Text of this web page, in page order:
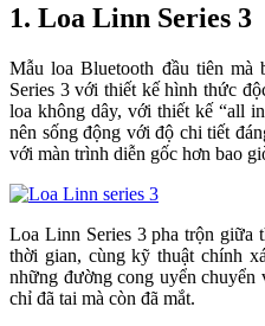
1. Loa Linn Series 3
Mẫu loa Bluetooth đầu tiên mà
Series 3 với thiết kế hình thức
loa không dây, với thiết kế “all
nên sống động với độ chi tiết
với màn trình diễn gốc hơn bao
Loa Linn Series 3 pha trộn giữa
thời gian, cùng kỹ thuật chính
những đường cong uyển chuyển
chỉ đã tai mà còn đã mắt.